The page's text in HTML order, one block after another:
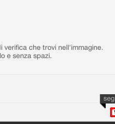
verifica che trovi nell'immagine.
e senza spazi.